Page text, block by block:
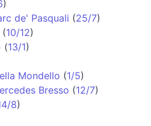
)
de' Pasquali (25/7)
(10/12)
(13/1)
Mondello (1/5)
Bresso (12/7)
8)